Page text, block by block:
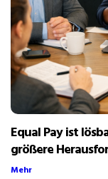
Equal Pay ist
größere
Mehr